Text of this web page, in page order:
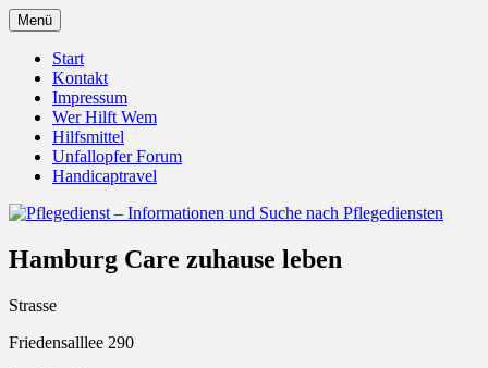
Zum
Inhalt
springen
Pflegedienst – Informationen
und Suche nach Pflegediensten
Unfallopfer – Hilfswerk
Menü
Start
Kontakt
Impressum
Wer Hilft Wem
Hilfsmittel
Unfallopfer Forum
Handicaptravel
Hamburg Care zuhause leben
Strasse
Friedensalllee 290